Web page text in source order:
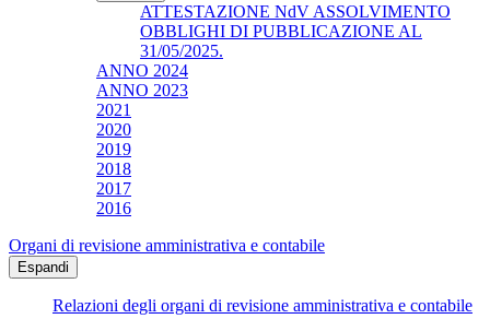
ATTESTAZIONE NdV ASSOLVIMENTO
OBBLIGHI DI PUBBLICAZIONE AL
31/05/2025.
ANNO 2024
ANNO 2023
2021
2020
2019
2018
2017
2016
Organi di revisione amministrativa e contabile
Espandi
Relazioni degli organi di revisione amministrativa e contabile